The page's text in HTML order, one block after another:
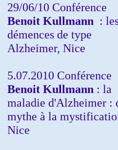
29/06/10 Conférence
Benoit Kullmann :
démences de type
Alzheimer, Nice
5.07.2010 Conférence
Benoit Kullmann : la
maladie d'Alzheimer :
mythe à la
Nice